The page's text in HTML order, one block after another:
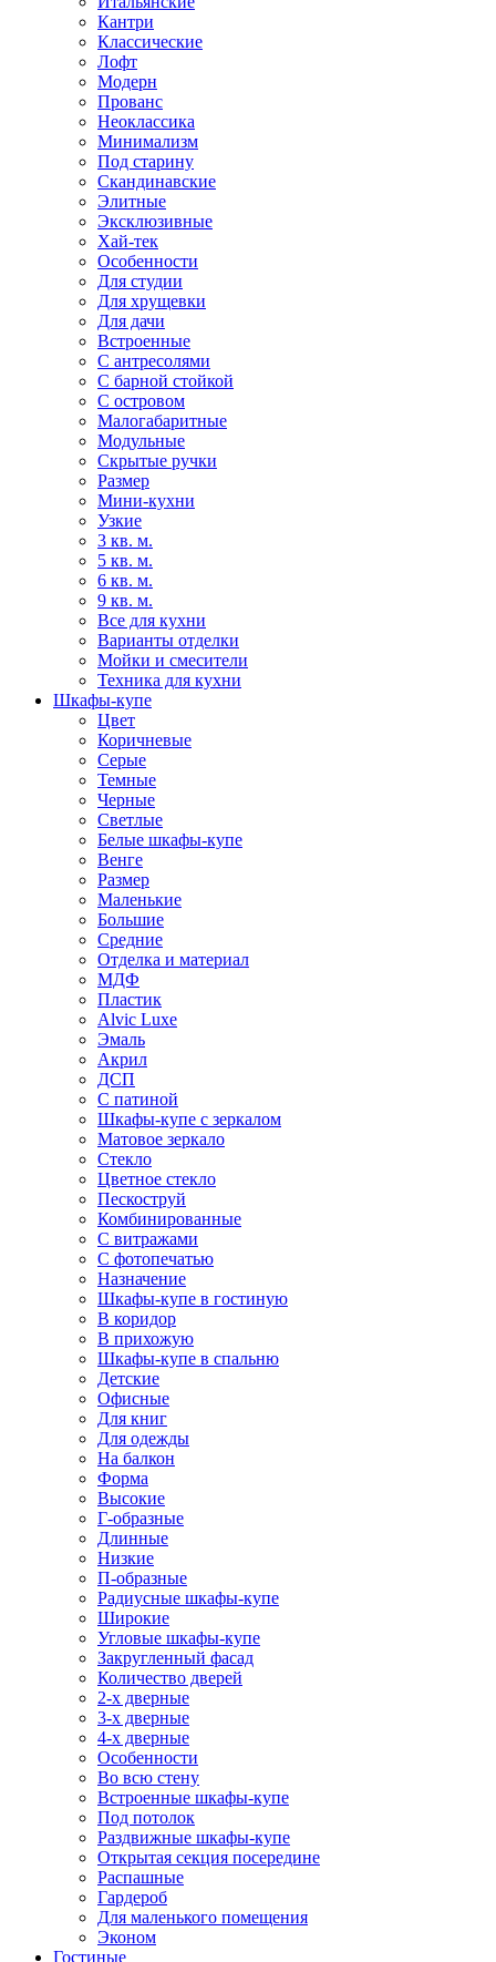
Кантри
Классические
Лофт
Модерн
Прованс
Неоклассика
Минимализм
Под старину
Скандинавские
Элитные
Эксклюзивные
Хай-тек
Особенности
Для студии
Для хрущевки
Для дачи
Встроенные
С антресолями
С барной стойкой
С островом
Малогабаритные
Модульные
Скрытые ручки
Размер
Мини-кухни
Узкие
3 кв. м.
5 кв. м.
6 кв. м.
9 кв. м.
Все для кухни
Варианты отделки
Мойки и смесители
Техника для кухни
Шкафы-купе
Цвет
Коричневые
Серые
Темные
Черные
Светлые
Белые шкафы-купе
Венге
Размер
Маленькие
Большие
Средние
Отделка и материал
МДФ
Пластик
Alvic Luxe
Эмаль
Акрил
ДСП
С патиной
Шкафы-купе с зеркалом
Матовое зеркало
Стекло
Цветное стекло
Пескоструй
Комбинированные
С витражами
С фотопечатью
Назначение
Шкафы-купе в гостиную
В коридор
В прихожую
Шкафы-купе в спальню
Детские
Офисные
Для книг
Для одежды
На балкон
Форма
Высокие
Г-образные
Длинные
Низкие
П-образные
Радиусные шкафы-купе
Широкие
Угловые шкафы-купе
Закругленный фасад
Количество дверей
2-х дверные
3-х дверные
4-х дверные
Особенности
Во всю стену
Встроенные шкафы-купе
Под потолок
Раздвижные шкафы-купе
Открытая секция посередине
Распашные
Гардероб
Для маленького помещения
Эконом
Гостиные